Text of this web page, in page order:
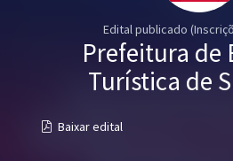
Edital publicado
Prefeitura de
Turística de
Baixar edital